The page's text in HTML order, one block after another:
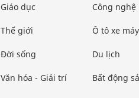
Giáo dục
Thế giới
Đời sống
Văn hóa - Giải trí
Công nghệ
Ô tô xe máy
Du lịch
Bất động